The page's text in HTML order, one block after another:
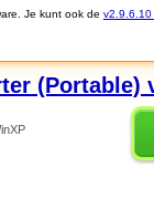
Je kunt ook de v2.9.6.10
(Portable)